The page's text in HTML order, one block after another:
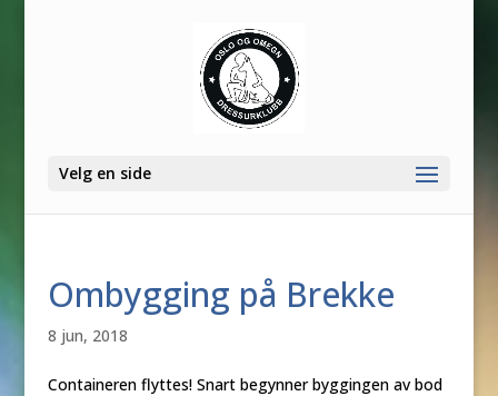
Velg en side
Ombygging på Brekke
8 jun, 2018
Containeren flyttes! Snart begynner byggingen av bod